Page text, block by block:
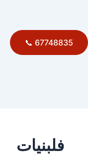
67748835 📞
فلبنيات